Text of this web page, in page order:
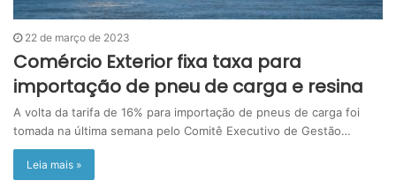
22 de março de 2023
Comércio Exterior fixa taxa para
importação de pneu de carga e resina
A volta da tarifa de 16% para importação de pneus de carga foi
tomada na última semana pelo Comitê Executivo de Gestão…
Leia mais »